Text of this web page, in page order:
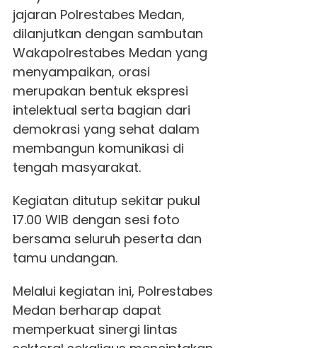
jajaran Polrestabes Medan,
dilanjutkan dengan sambutan
Wakapolrestabes Medan yang
menyampaikan, orasi
merupakan bentuk ekspresi
intelektual serta bagian dari
demokrasi yang sehat dalam
membangun komunikasi di
tengah masyarakat.
Kegiatan ditutup sekitar pukul
17.00 WIB dengan sesi foto
bersama seluruh peserta dan
tamu undangan.
Melalui kegiatan ini, Polrestabes
Medan berharap dapat
memperkuat sinergi lintas